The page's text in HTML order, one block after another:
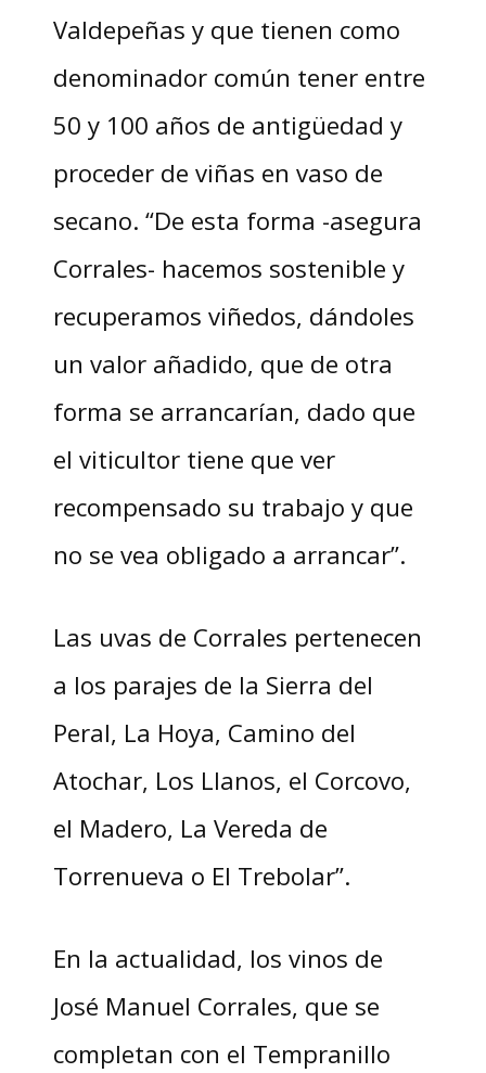
Valdepeñas y que tienen como
denominador común tener entre
50 y 100 años de antigüedad y
proceder de viñas en vaso de
secano. “De esta forma -asegura
Corrales- hacemos sostenible y
recuperamos viñedos, dándoles
un valor añadido, que de otra
forma se arrancarían, dado que
el viticultor tiene que ver
recompensado su trabajo y que
no se vea obligado a arrancar”.
Las uvas de Corrales pertenecen
a los parajes de la Sierra del
Peral, La Hoya, Camino del
Atochar, Los Llanos, el Corcovo,
el Madero, La Vereda de
Torrenueva o El Trebolar”.
En la actualidad, los vinos de
José Manuel Corrales, que se
completan con el Tempranillo